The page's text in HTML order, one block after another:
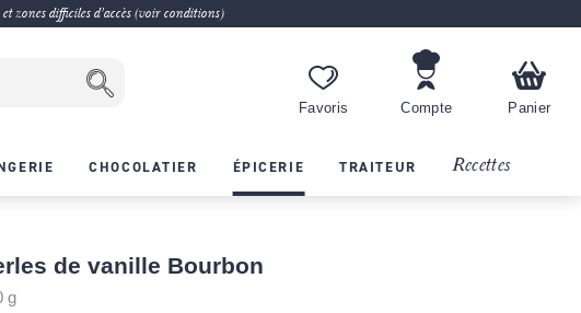
zones difficiles d'accès (voir conditions)
Favoris Compte Panier
CHOCOLATIER ÉPICERIE TRAITEUR Recettes
de vanille Bourbon
g